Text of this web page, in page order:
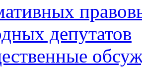
депутатов